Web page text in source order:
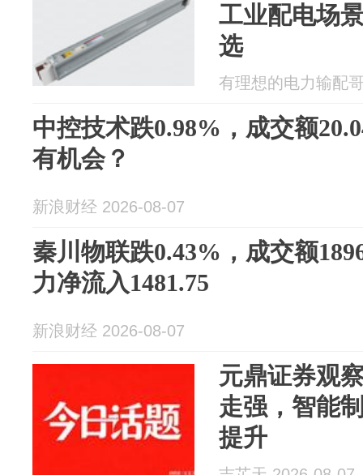
工业配电场
选
有理想的电力输配
中控技术跌0.98%，成交额
有机会？
新浪财经 2026-08-07
秦川物联跌0.43%，成交额
力净流入1481.75
新浪财经 2026-08-07
元鼎证券观
走强，智能
提升